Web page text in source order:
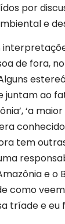
por
e
de fora,
juntam ao
‘a
tem
e o
como
tríade e eu